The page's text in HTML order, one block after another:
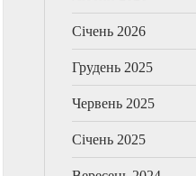
Січень 2026
Грудень 2025
Червень 2025
Січень 2025